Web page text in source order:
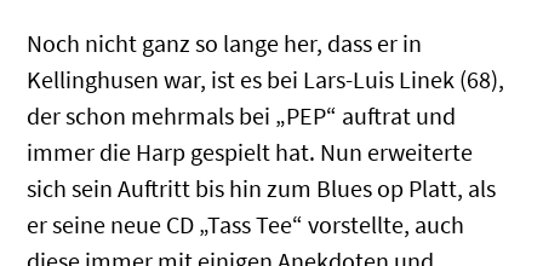
Noch nicht ganz so lange her, dass er in
Kellinghusen war, ist es bei Lars-Luis Linek (68),
der schon mehrmals bei „PEP“ auftrat und
immer die Harp gespielt hat. Nun erweiterte
sich sein Auftritt bis hin zum Blues op Platt, als
er seine neue CD „Tass Tee“ vorstellte, auch
diese immer mit einigen Anekdoten und